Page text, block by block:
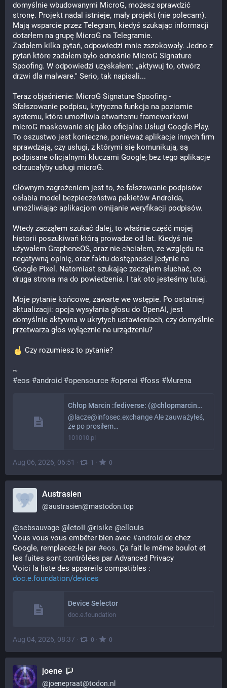
domyślnie wbudowanymi MicroG, możesz sprawdzić
stronę. Projekt nadal istnieje, mały projekt (nie polecam).
Mają wsparcie przez Telegram, kiedyś szukając informacji
dotarłem na grupę MicroG na Telegramie.
Zadałem kilka pytań, odpowiedzi mnie zszokowały. Jedno z
pytań które zadałem było odnośnie MicroG Signature
Spoofing. W odpowiedzi uzyskałem: „aktywuj to, otwórz
drzwi dla malware." Serio, tak napisali...
Teraz objaśnienie: MicroG Signature Spoofing -
Sfałszowanie podpisu, krytyczna funkcja na poziomie
systemu, która umożliwia otwartemu frameworkowi
microG maskowanie się jako oficjalne Usługi Google Play.
To oszustwo jest konieczne, ponieważ aplikacje innych firm
sprawdzają, czy usługi, z którymi się komunikują, są
podpisane oficjalnymi kluczami Google; bez tego aplikacje
odrzucałyby usługi microG.
Głównym zagrożeniem jest to, że fałszowanie podpisów
osłabia model bezpieczeństwa pakietów Androida,
umożliwiając aplikacjom omijanie weryfikacji podpisów.
Wtedy zacząłem szukać dalej, to właśnie część mojej
historii poszukiwań którą prowadze od lat. Kiedyś nie
używałem GrapheneOS, oraz nie chciałem, ze względu na
negatywną opinię, oraz faktu dostępności jedynie na
Google Pixel. Natomiast szukając zacząłem słuchać, co
druga strona ma do powiedzenia. I tak oto jesteśmy tutaj.
Moje pytanie końcowe, zawarte we wstępie. Po ostatniej
aktualizacji: opcja wysyłania głosu do OpenAI, jest
domyślnie aktywna w ukrytych ustawieniach, czy domyślnie
przetwarza głos wyłącznie na urządzeniu?
Czy rozumiesz to pytanie?
~
#eos #android #opensource #openai #foss #Murena
Chłop Marcin :fediverse: (@chlopmarcin@101010.pl)
@lacze@infosec.exchange Ale zauważyłeś,
że po prosiłem…
101010.pl
Aug 06, 2026, 06:51 · 1 · 0
Austrasien
@austrasien@mastodon.top
@sebsauvage @ letoII @risike @ellouis
Vous vous vous embêter bien avec #android de chez
Google, remplacez-le par #eos. Ça fait le même boulot et
les fuites sont contrôlées par Advanced Privacy
Voici la liste des appareils compatibles :
doc.e.foundation/devices
Device Selector
doc.e.foundation
Aug 04, 2026, 08:37 · 0 · 0
joene
@joenepraat@todon.nl